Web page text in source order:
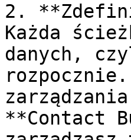
2.
Każda
danych,
**Contact